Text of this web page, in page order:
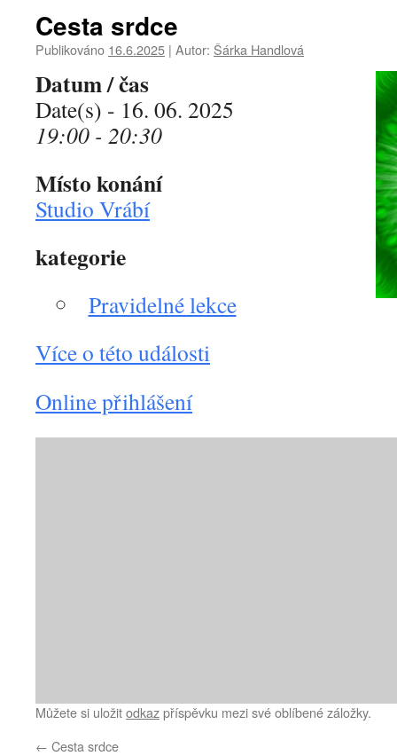
Cesta srdce
Publikováno 16.6.2025 | Autor: Šárka Handlová
Datum / čas
Date(s) - 16. 06. 2025
19:00 - 20:30
Místo konání
Studio Vrábí
kategorie
Pravidelné lekce
Více o této události
Online přihlášení
Můžete si uložitodkazpříspěvku mezi své oblíbené záložky.
← Cesta srdce